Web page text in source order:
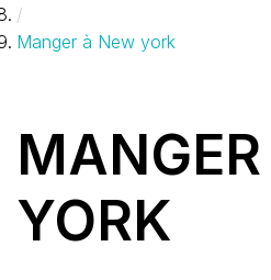
/
Manger à New york
YORK